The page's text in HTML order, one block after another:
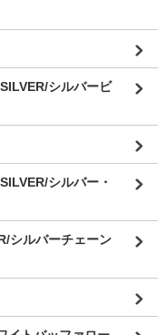
シルバービ
シルバー・
シルバーチェーン